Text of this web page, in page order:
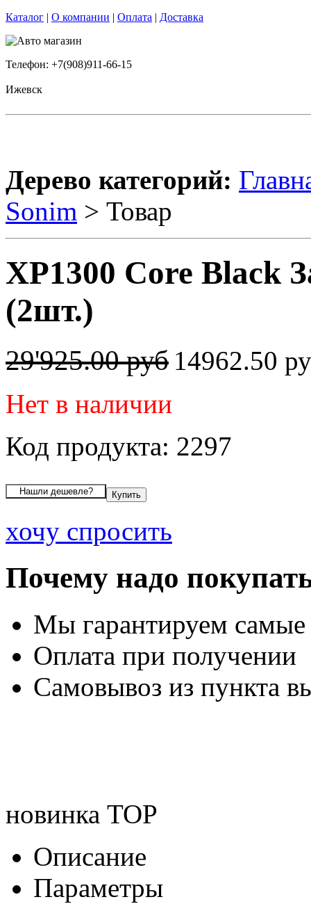
Каталог | О компании | Оплата | Доставка
Телефон: +7(908)911-66-15
Ижевск
Дерево категорий:
Sonim > Товар
XP1300 Core Black
(2шт.)
29'925.00 руб 14962.50
Нет в наличии
Код продукта: 2297
хочу спросить
Почему надо
Мы гарантируем
Оплата при получении
Самовывоз из пункта
новинка TOP
Описание
Параметры